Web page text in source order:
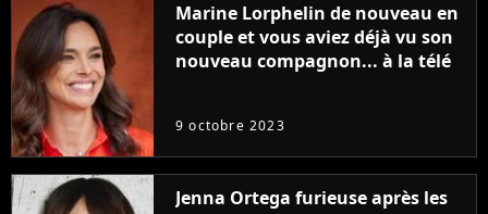
Marine Lorphelin de nouveau en
couple et vous aviez déjà vu son
nouveau compagnon... à la télé
9 octobre 2023
Jenna Ortega furieuse après les